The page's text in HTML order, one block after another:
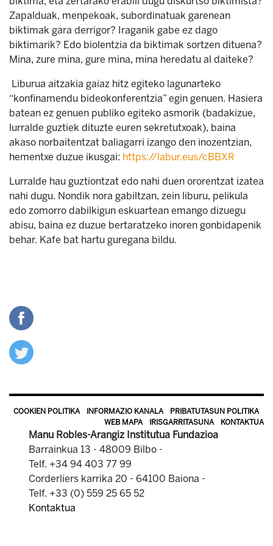
Zapalduak, menpekoak, subordinatuak garenean
biktimak gara derrigor? Iraganik gabe ez dago
biktimarik? Edo biolentzia da biktimak sortzen dituena?
Mina, zure mina, gure mina, mina heredatu al daiteke?
Liburua aitzakia gaiaz hitz egiteko lagunarteko
“konfinamendu bideokonferentzia” egin genuen. Hasiera
batean ez genuen publiko egiteko asmorik (badakizue,
lurralde guztiek dituzte euren sekretutxoak), baina
akaso norbaitentzat baliagarri izango den inozentzian,
hementxe duzue ikusgai: https://labur.eus/cBBXR
Lurralde hau guztiontzat edo nahi duen ororentzat izatea
nahi dugu. Nondik nora gabiltzan, zein liburu, pelikula
edo zomorro dabilkigun eskuartean emango dizuegu
abisu, baina ez duzue bertaratzeko inoren gonbidapenik
behar. Kafe bat hartu guregana bildu.
COOKIEN POLITIKA INFORMAZIO KANALA
PRIBATUTASUN POLITIKA
WEB MAPA
IRISGARRITASUNA KONTAKTUA
Manu Robles-Arangiz Institutua Fundazioa
Barrainkua 13 - 48009 Bilbo -
Telf. +34 94 403 77 99
Corderliers karrika 20 - 64100 Baiona -
Telf. +33 (0) 559 25 65 52
Kontaktua